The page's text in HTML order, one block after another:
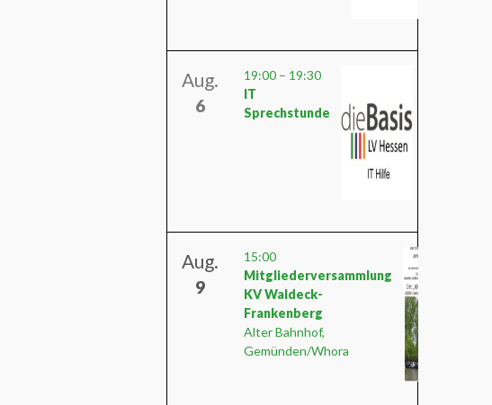
Aug.
6
19:00 – 19:30
IT
Sprechstunde
Aug.
9
15:00
Mitgliederversammlung
KV Waldeck-
Frankenberg
Alter Bahnhof,
Gemünden/Whora